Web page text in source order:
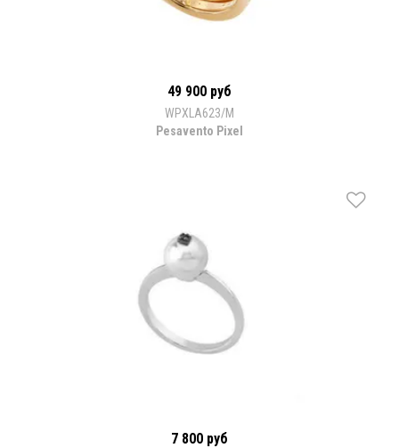
49 900 руб
WPXLA623/M
Pesavento Pixel
7 800 руб